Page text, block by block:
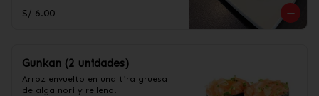
S/ 6.00
Gunkan (2 unidades)
Arroz envuelto en una tira gruesa
de alga nori y relleno.